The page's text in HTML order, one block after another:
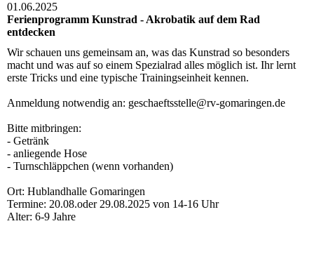
01.06.2025
Ferienprogramm Kunstrad - Akrobatik auf dem Rad
entdecken
Wir schauen uns gemeinsam an, was das Kunstrad so besonders
macht und was auf so einem Spezialrad alles möglich ist. Ihr lernt
erste Tricks und eine typische Trainingseinheit kennen.
Anmeldung notwendig an: geschaeftsstelle@rv-gomaringen.de
Bitte mitbringen:
- Getränk
- anliegende Hose
- Turnschläppchen (wenn vorhanden)
Ort: Hublandhalle Gomaringen
Termine: 20.08.oder 29.08.2025 von 14-16 Uhr
Alter: 6-9 Jahre